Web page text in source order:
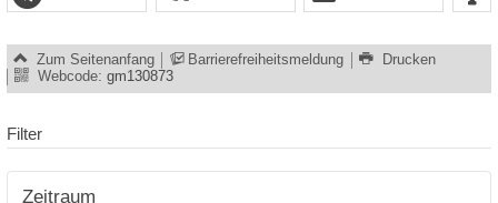
Zum Seitenanfang Barrierefreiheitsmeldung
Drucken
Webcode: gm130873
Filter
Zeitraum